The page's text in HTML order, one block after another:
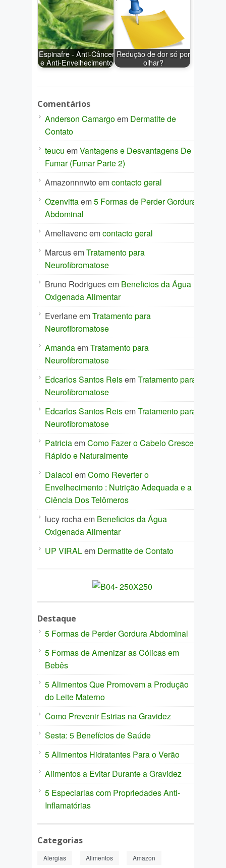
Espinafre - Anti-Câncer
e Anti-Envelhecimento
Redução de dor só por
olhar?
Comentários
Anderson Camargoem Dermatite de
Contato
teucu emVantagens e Desvantagens De
Fumar (Fumar Parte 2)
Amazonnnwto emcontacto geral
Ozenvittaem5 Formas de Perder Gordura
Abdominal
Ameliavencemcontacto geral
MarcusemTratamento para
Neurofibromatose
Bruno Rodriguesem Beneficios da Água
Oxigenada Alimentar
EverlaneemTratamento para
Neurofibromatose
AmandaemTratamento para
Neurofibromatose
Edcarlos Santos ReisemTratamento para
Neurofibromatose
Edcarlos Santos ReisemTratamento para
Neurofibromatose
PatriciaemComo Fazer o Cabelo Crescer
Rápido e Naturalmente
Dalacol emComo Reverter o
Envelhecimento : Nutrição Adequada e a
Ciência Dos Telômeros
lucy rochaem Beneficios da Água
Oxigenada Alimentar
UP VIRALem Dermatite de Contato
Destaque
5 Formas de Perder Gordura Abdominal
5 Formas de Amenizar as Cólicas em
Bebês
5 Alimentos Que Promovem a Produção
do Leite Materno
Como Prevenir Estrias na Gravidez
Sesta: 5 Benefícios de Saúde
5 Alimentos Hidratantes Para o Verão
Alimentos a Evitar Durante a Gravidez
5 Especiarias com Propriedades Anti-
Inflamatórias
Categorias
Alergias Alimentos Amazon